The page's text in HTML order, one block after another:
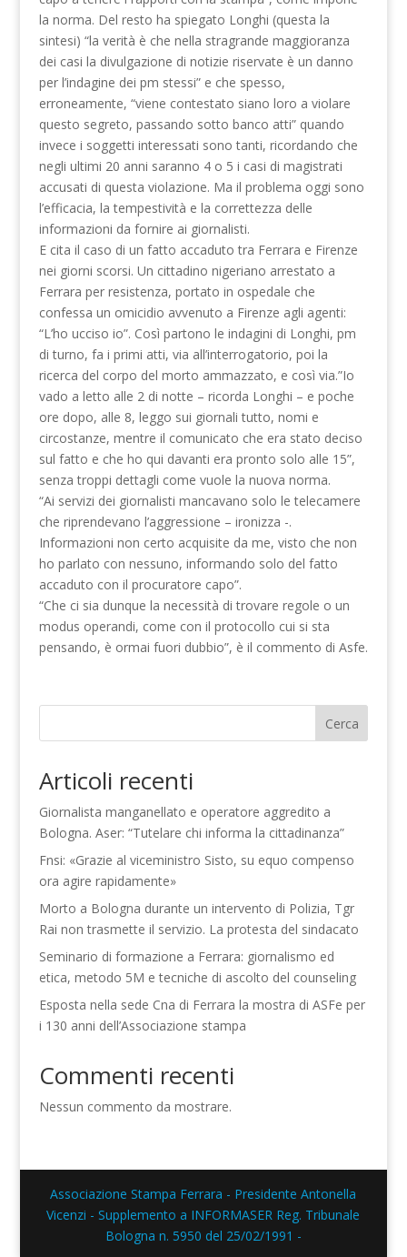
la norma. Del resto ha spiegato Longhi (questa la
sintesi) “la verità è che nella stragrande maggioranza
dei casi la divulgazione di notizie riservate è un danno
per l’indagine dei pm stessi” e che spesso,
erroneamente, “viene contestato siano loro a violare
questo segreto, passando sotto banco atti” quando
invece i soggetti interessati sono tanti, ricordando che
negli ultimi 20 anni saranno 4 o 5 i casi di magistrati
accusati di questa violazione. Ma il problema oggi sono
l’efficacia, la tempestività e la correttezza delle
informazioni da fornire ai giornalisti.
E cita il caso di un fatto accaduto tra Ferrara e Firenze
nei giorni scorsi. Un cittadino nigeriano arrestato a
Ferrara per resistenza, portato in ospedale che
confessa un omicidio avvenuto a Firenze agli agenti:
“L’ho ucciso io”. Così partono le indagini di Longhi, pm
di turno, fa i primi atti, via all’interrogatorio, poi la
ricerca del corpo del morto ammazzato, e così via.”Io
vado a letto alle 2 di notte – ricorda Longhi – e poche
ore dopo, alle 8, leggo sui giornali tutto, nomi e
circostanze, mentre il comunicato che era stato deciso
sul fatto e che ho qui davanti era pronto solo alle 15”,
senza troppi dettagli come vuole la nuova norma.
“Ai servizi dei giornalisti mancavano solo le telecamere
che riprendevano l’aggressione – ironizza -.
Informazioni non certo acquisite da me, visto che non
ho parlato con nessuno, informando solo del fatto
accaduto con il procuratore capo”.
“Che ci sia dunque la necessità di trovare regole o un
modus operandi, come con il protocollo cui si sta
pensando, è ormai fuori dubbio”, è il commento di Asfe.
Cerca
Articoli recenti
Giornalista manganellato e operatore aggredito a
Bologna. Aser: “Tutelare chi informa la cittadinanza”
Fnsi: «Grazie al viceministro Sisto, su equo compenso
ora agire rapidamente»
Morto a Bologna durante un intervento di Polizia, Tgr
Rai non trasmette il servizio. La protesta del sindacato
Seminario di formazione a Ferrara: giornalismo ed
etica, metodo 5M e tecniche di ascolto del counseling
Esposta nella sede Cna di Ferrara la mostra di ASFe per
i 130 anni dell’Associazione stampa
Commenti recenti
Nessun commento da mostrare.
Associazione Stampa Ferrara - Presidente Antonella
Vicenzi - Supplemento a INFORMASER Reg. Tribunale
Bologna n. 5950 del 25/02/1991 -